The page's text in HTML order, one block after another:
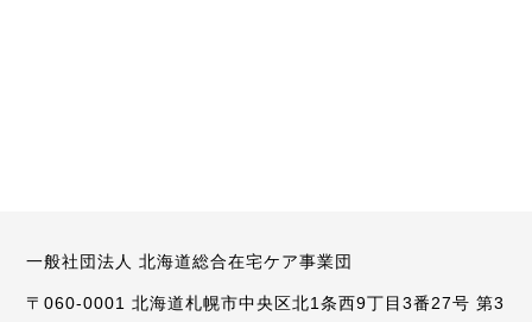
一般社団法人 北海道総合在宅ケア事業団
〒060-0001 北海道札幌市中央区北1条西9丁目3番27号 第3